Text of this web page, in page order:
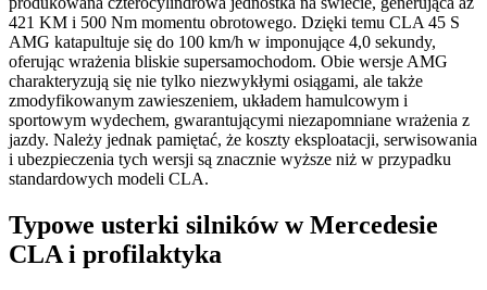
421 KM i 500 Nm momentu obrotowego. Dzięki temu CLA 45 S
AMG katapultuje się do 100 km/h w imponujące 4,0 sekundy,
oferując wrażenia bliskie supersamochodom. Obie wersje AMG
charakteryzują się nie tylko niezwykłymi osiągami, ale także
zmodyfikowanym zawieszeniem, układem hamulcowym i
sportowym wydechem, gwarantującymi niezapomniane wrażenia z
jazdy. Należy jednak pamiętać, że koszty eksploatacji, serwisowania
i ubezpieczenia tych wersji są znacznie wyższe niż w przypadku
standardowych modeli CLA.
Typowe usterki silników w Mercedesie
CLA i profilaktyka